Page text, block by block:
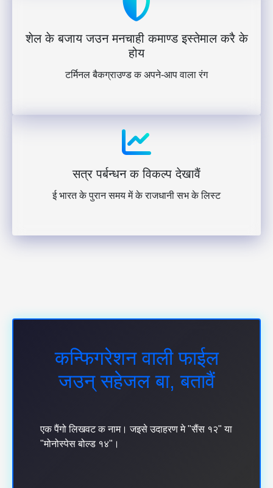
शेल के बजाय जउन मनचाही कमाण्ड इस्तेमाल करै के
होय
टर्मिनल बैकग्राउण्ड क अपने-आप वाला रंग
सत्र पर्बन्धन क विकल्प देखावैं
ई भारत के पुरान समय में के राजधानी सभ के लिस्ट
कन्फिगरेशन वाली फाईल
जउन् सहेजल बा, बतावैं
एक पैंगो लिखवट क नाम। जइसे उदाहरण मे "सैंस १२" या
"मोनोस्पेस बोल्ड १४"।